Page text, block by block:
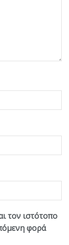
τον ιστότοπο
φορά